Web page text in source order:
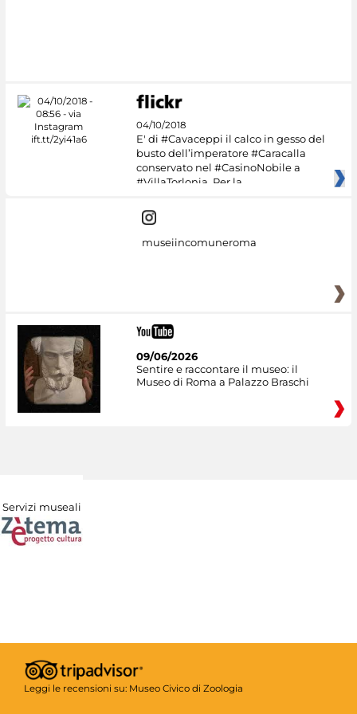
04/10/2018
E' di #Cavaceppi il calco in gesso del
busto dell’imperatore #Caracalla
conservato nel #CasinoNobile a
#VillaTorlonia. Per la
museiincomuneroma
09/06/2026
Sentire e raccontare il museo: il
Museo di Roma a Palazzo Braschi
Servizi museali
Leggi le recensioni su: Museo Civico di Zoologia